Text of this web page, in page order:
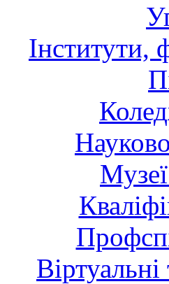
Інститути,